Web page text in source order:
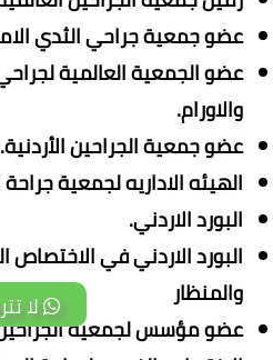
عضو جمعية جراحي الثدي
عضو الجمعية العالمية
والاورام.
عضو جمعية الجراحين الأردنية.
الهيئه الاداريه لجمعية
البورد الاردني.
البورد الاردني في
والمنظار
عضو مؤسس لجمعية الجراحين
لا